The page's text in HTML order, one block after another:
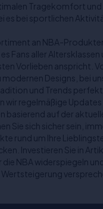
Tragekomfort und
es bei sportlichen
an NBA-
Fans aller Altersklassen
Vorlieben anspricht.
modernen Designs, bei
und Trends perfekt
wir regelmäßige Updates
basierend auf der
Sie sich sicher sein,
rund um Ihre
Investieren Sie in
NBA widerspiegeln